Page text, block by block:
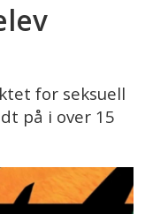
for seksuell
på i over 15